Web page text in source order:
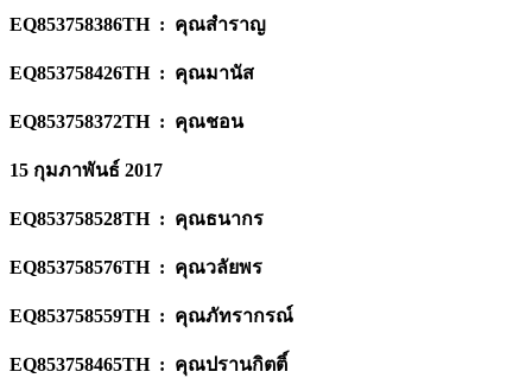
EQ853758386TH : คุณสำราญ
EQ853758426TH : คุณมานัส
EQ853758372TH : คุณชอน
15 กุมภาพันธ์ 2017
EQ853758528TH : คุณธนากร
EQ853758576TH : คุณวลัยพร
EQ853758559TH : คุณภัทรากรณ์
EQ853758465TH : คุณปรานกิตติ์